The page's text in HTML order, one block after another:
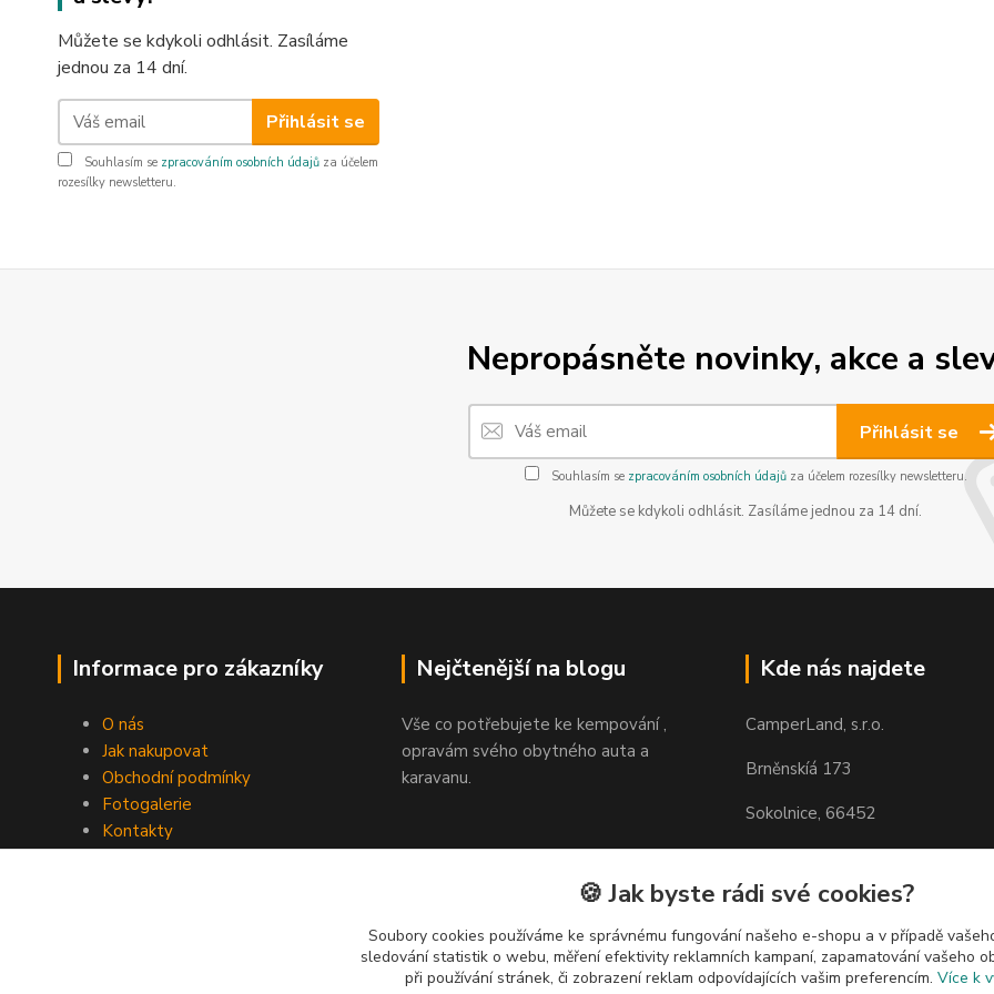
Můžete se kdykoli odhlásit. Zasíláme
jednou za 14 dní.
Přihlásit se
Souhlasím se zpracováním osobních údajů za účelem
rozesílky newsletteru.
Nepropásněte novinky, akce a
Přihlásit se
Souhlasím se zpracováním osobních údajůza účelem rozesílky newsletteru.
Můžete se kdykoli odhlásit. Zasíláme jednou za 14 dní.
Informace pro zákazníky
O nás
Jak nakupovat
Obchodní podmínky
Fotogalerie
Kontakty
Nejčtenější na blogu
Vše co potřebujete ke kempování ,
opravám svého obytného auta a
karavanu.
Kde nás najdete
CamperLand, s.r.o.
Brněnskíá 173
Sokolnice, 66452
zVfp6
🍪 Jak byste rádi své cookies?
Soubory cookies používáme ke správnému fungování našeho e-shopu a v případě
sledování statistik o webu, měření efektivity reklamních kampaní, zapamatování vašeho
při používání stránek, či zobrazení reklam odpovídajících vašim preferencím. Více k